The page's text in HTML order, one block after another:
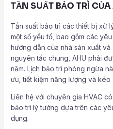
TẦN SUẤT BẢO TRÌ
Tần suất bảo trì các thiết bị xử
một số yếu tố, bao gồm các
hướng dẫn của nhà sản xuất
nguyên tắc chung, AHU phải
năm. Lịch bảo trì phòng ngừa
ưu, tiết kiệm năng lượng và kéo
Liên hệ với chuyên gia HVAC
bảo trì lý tưởng dựa trên các
dụng.